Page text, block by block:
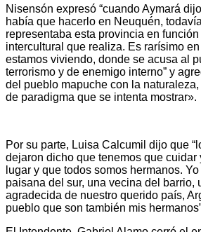
Nisensón expresó “cuando Aymará
había que hacerlo en Neuquén,
representaba esta provincia en
intercultural que realiza. Es rarísimo
estamos viviendo, donde se acusa al
terrorismo y de enemigo interno” y
del pueblo mapuche con la
de paradigma que se intenta mostrar».
Por su parte, Luisa Calcumil dijo que
dejaron dicho que tenemos que cuidar
lugar y que todos somos hermanos.
paisana del sur, una vecina del barrio,
agradecida de nuestro querido país,
pueblo que son también mis